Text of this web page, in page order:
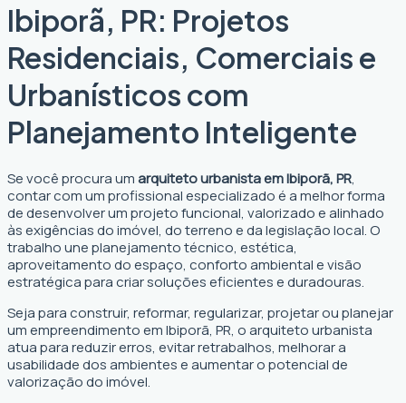
Ibiporã, PR: Projetos
Residenciais, Comerciais e
Urbanísticos com
Planejamento Inteligente
Se você procura umarquiteto urbanista em Ibiporã, PR,
contar com um profissional especializado é a melhor forma
de desenvolver um projeto funcional, valorizado e alinhado
às exigências do imóvel, do terreno e da legislação local. O
trabalho une planejamento técnico, estética,
aproveitamento do espaço, conforto ambiental e visão
estratégica para criar soluções eficientes e duradouras.
Seja para construir, reformar, regularizar, projetar ou planejar
um empreendimento em Ibiporã, PR, o arquiteto urbanista
atua para reduzir erros, evitar retrabalhos, melhorar a
usabilidade dos ambientes e aumentar o potencial de
valorização do imóvel.